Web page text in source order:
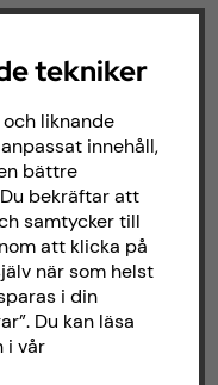
1987 arbetat
av ljud till
hittar du ett
alla typer av
tekniker
liknande
innehåll,
bättre
bekräftar att
samtycker till
att klicka på
när som helst
i din
Du kan läsa
i vår